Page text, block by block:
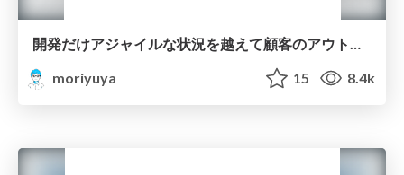
開発だけアジャイルな状況を越えて顧客のアウトカムにつなげる一歩/next step in agile development agile japan 2023
moriyuya
15 8.4k